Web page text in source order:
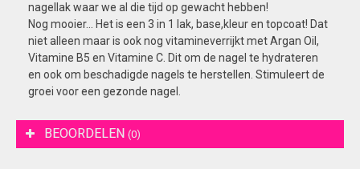
nagellak waar we al die tijd op gewacht hebben!
Nog mooier... Het is een 3 in 1 lak, base,kleur en topcoat! Dat
niet alleen maar is ook nog vitamineverrijkt met Argan Oil,
Vitamine B5 en Vitamine C. Dit om de nagel te hydrateren
en ook om beschadigde nagels te herstellen. Stimuleert de
groei voor een gezonde nagel.
BEOORDELEN (0)